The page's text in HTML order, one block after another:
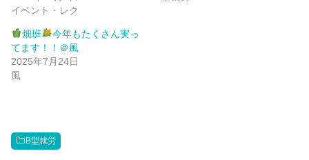
イベント・レク
畑班
今年もたくさん実っ
てます！！＠風
2025年7月24日
風
B型就労